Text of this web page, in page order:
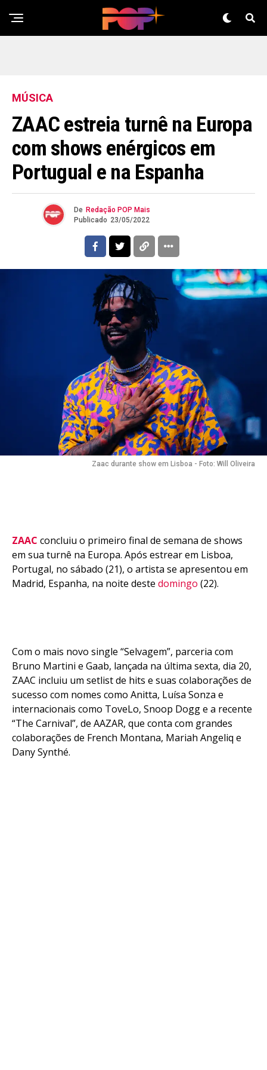
MÚSICA
ZAAC estreia turnê na Europa
com shows enérgicos em
Portugual e na Espanha
De Redação POP Mais
Publicado 23/05/2022
Zaac durante show em Lisboa - Foto: Will Oliveira
ZAAC concluiu o primeiro final de semana de shows
em sua turnê na Europa. Após estrear em Lisboa,
Portugal, no sábado (21), o artista se apresentou em
Madrid, Espanha, na noite deste domingo (22).
Com o mais novo single “Selvagem”, parceria com
Bruno Martini e Gaab, lançada na última sexta, dia 20,
ZAAC incluiu um setlist de hits e suas colaborações de
sucesso com nomes como Anitta, Luísa Sonza e
internacionais como ToveLo, Snoop Dogg e a recente
“The Carnival”, de AAZAR, que conta com grandes
colaborações de French Montana, Mariah Angeliq e
Dany Synthé.